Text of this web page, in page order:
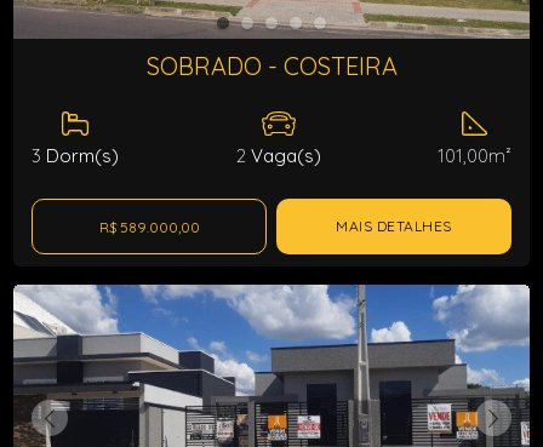
SOBRADO - COSTEIRA
3 Dorm(s) 2 Vaga(s) 101,00m²
R$ 589.000,00 MAIS DETALHES